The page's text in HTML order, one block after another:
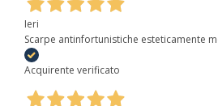
Ieri
Scarpe antinfortunistiche esteticamente
Acquirente verificato